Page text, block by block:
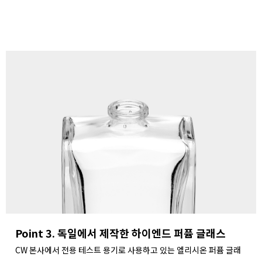
Point 3. 독일에서 제작한 하이엔드 퍼퓸 글래스
CW 본사에서 전용 테스트 용기로 사용하고 있는 엘리시온 퍼퓸 글래